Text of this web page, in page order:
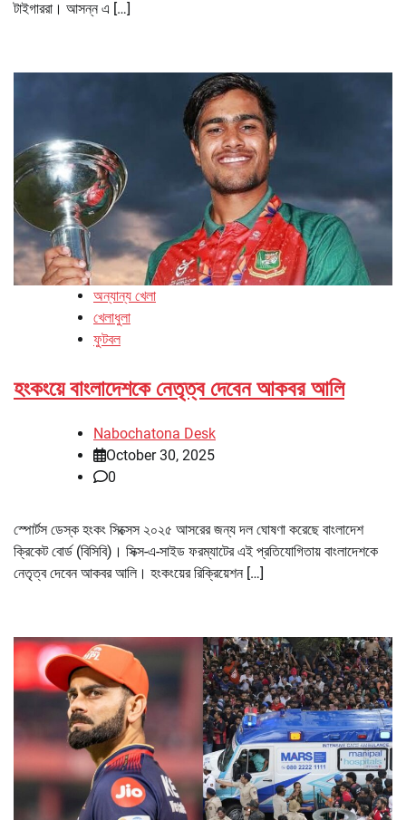
টাইগাররা। আসন্ন এ […]
অন্যান্য খেলা
খেলাধুলা
ফুটবল
হংকংয়ে বাংলাদেশকে নেতৃত্ব দেবেন আকবর আলি
Nabochatona Desk
October 30, 2025
0
স্পোর্টস ডেস্ক হংকং সিক্সেস ২০২৫ আসরের জন্য দল ঘোষণা করেছে বাংলাদেশ
ক্রিকেট বোর্ড (বিসিবি)। সিক্স-এ-সাইড ফরম্যাটের এই প্রতিযোগিতায় বাংলাদেশকে
নেতৃত্ব দেবেন আকবর আলি। হংকংয়ের রিক্রিয়েশন […]